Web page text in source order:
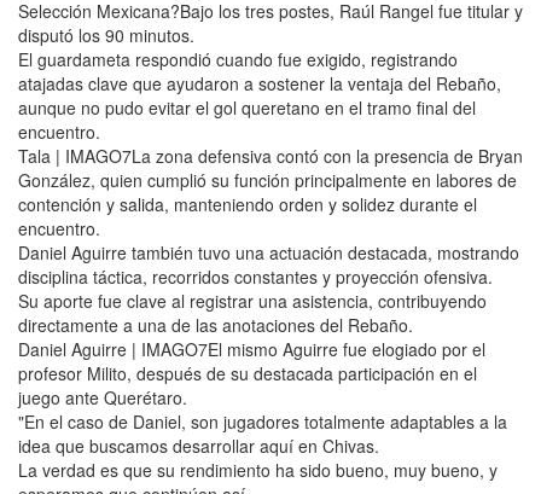
Selección Mexicana?Bajo los tres postes, Raúl Rangel fue titular y
disputó los 90 minutos.
El guardameta respondió cuando fue exigido, registrando
atajadas clave que ayudaron a sostener la ventaja del Rebaño,
aunque no pudo evitar el gol queretano en el tramo final del
encuentro.
Tala | IMAGO7La zona defensiva contó con la presencia de Bryan
González, quien cumplió su función principalmente en labores de
contención y salida, manteniendo orden y solidez durante el
encuentro.
Daniel Aguirre también tuvo una actuación destacada, mostrando
disciplina táctica, recorridos constantes y proyección ofensiva.
Su aporte fue clave al registrar una asistencia, contribuyendo
directamente a una de las anotaciones del Rebaño.
Daniel Aguirre | IMAGO7El mismo Aguirre fue elogiado por el
profesor Milito, después de su destacada participación en el
juego ante Querétaro.
"En el caso de Daniel, son jugadores totalmente adaptables a la
idea que buscamos desarrollar aquí en Chivas.
La verdad es que su rendimiento ha sido bueno, muy bueno, y